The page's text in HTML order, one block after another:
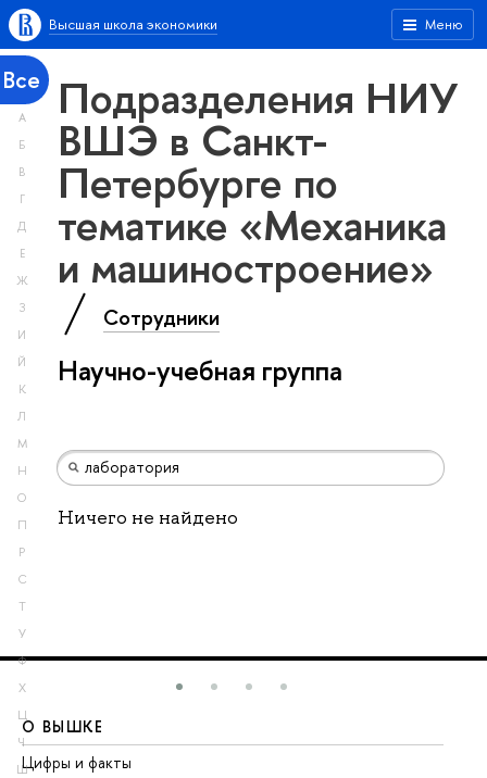
Меню
Высшая школа экономики
Все
А
Б
В
Г
Д
Е
Ж
З
И
Й
К
Л
М
Н
О
П
Р
С
Т
У
Ф
Х
Ц
Ч
Ш
Подразделения НИУ
ВШЭ в Санкт-
Петербурге по
тематике «Механика
и машиностроение»
Сотрудники
Научно-учебная группа
Ничего не найдено
О ВЫШКЕ
Цифры и факты